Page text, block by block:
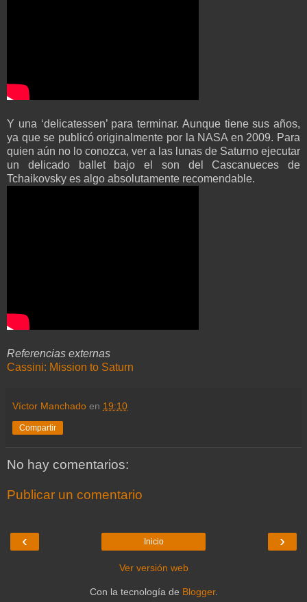
Y una ‘delicatessen’ para terminar. Aunque tiene sus años,
ya que se publicó originalmente por la NASA en 2009. Para
quien aún no lo conozca, ver a las lunas de Saturno ejecutar
un delicado ballet bajo el son del Cascanueces de
Tchaikovsky es algo absolutamente recomendable.
Referencias externas
Cassini: Mission to Saturn
Víctor Manchado en 19:10
Compartir
No hay comentarios:
Publicar un comentario
‹ ›
Inicio
Ver versión web
Con la tecnología de Blogger.